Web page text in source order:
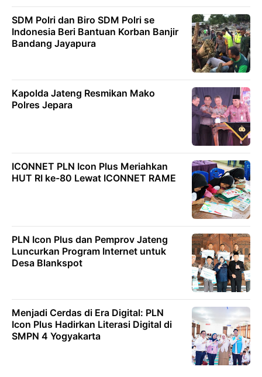
SDM Polri dan Biro SDM Polri se
Indonesia Beri Bantuan Korban Banjir
Bandang Jayapura
Kapolda Jateng Resmikan Mako
Polres Jepara
ICONNET PLN Icon Plus Meriahkan
HUT RI ke-80 Lewat ICONNET RAME
PLN Icon Plus dan Pemprov Jateng
Luncurkan Program Internet untuk
Desa Blankspot
Menjadi Cerdas di Era Digital: PLN
Icon Plus Hadirkan Literasi Digital di
SMPN 4 Yogyakarta